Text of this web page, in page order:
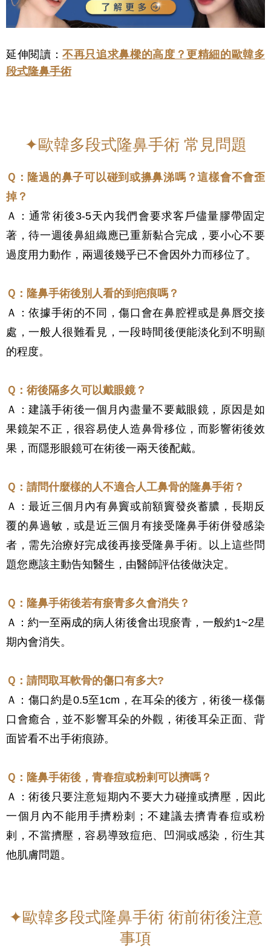
延伸閱讀：不再只追求鼻樑的高度？更精細的歐韓多
段式隆鼻手術
✦歐韓多段式隆鼻手術 常見問題
Ｑ： 隆過的鼻子可以碰到或擤鼻涕嗎？這樣會不會歪
掉？
Ａ：通常術後3-5天內我們會要求客戶儘量膠帶固定
著，待一週後鼻組織應已重新黏合完成，要小心不要
過度用力動作，兩週後幾乎已不會因外力而移位了。
Ｑ：隆鼻手術後別人看的到疤痕嗎？
Ａ：依據手術的不同，傷口會在鼻腔裡或是鼻唇交接
處，一般人很難看見，一段時間後便能淡化到不明顯
的程度。
Ｑ：術後隔多久可以戴眼鏡？
Ａ：建議手術後一個月內盡量不要戴眼鏡，原因是如
果鏡架不正，很容易使人造鼻骨移位，而影響術後效
果，而隱形眼鏡可在術後一兩天後配戴。
Ｑ：請問什麼樣的人不適合人工鼻骨的隆鼻手術？
Ａ：最近三個月內有鼻竇或前額竇發炎蓄膿，長期反
覆的鼻過敏，或是近三個月有接受隆鼻手術併發感染
者，需先治療好完成後再接受隆鼻手術。以上這些問
題您應該主動告知醫生，由醫師評估後做決定。
Ｑ：隆鼻手術後若有瘀青多久會消失？
Ａ：約一至兩成的病人術後會出現瘀青，一般約1~2星
期內會消失。
Ｑ：請問取耳軟骨的傷口有多大?
Ａ：傷口約是0.5至1cm，在耳朵的後方，術後一樣傷
口會癒合，並不影響耳朵的外觀，術後耳朵正面、背
面皆看不出手術痕跡。
Ｑ：隆鼻手術後，青春痘或粉剌可以擠嗎？
Ａ：術後只要注意短期內不要大力碰撞或擠壓，因此
一個月內不能用手擠粉刺；不建議去擠青春痘或粉
剌，不當擠壓，容易導致痘疤、凹洞或感染，衍生其
他肌膚問題。
✦歐韓多段式隆鼻手術 術前術後注意
事項